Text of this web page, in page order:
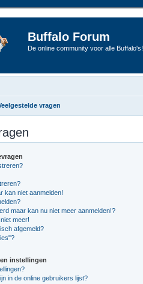
Buffalo Forum
De online community voor alle Buffalo's!
vragen
kan niet aanmelden!
maar kan nu niet meer aanmelden!?
meer!
afgemeld?
instellingen
in de online gebruikers lijst?